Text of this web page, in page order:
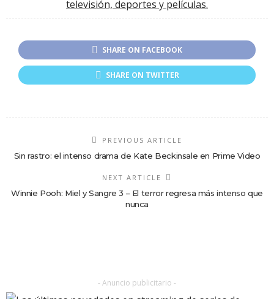
SHARE ON FACEBOOK
SHARE ON TWITTER
PREVIOUS ARTICLE
Sin rastro: el intenso drama de Kate Beckinsale en Prime Video
NEXT ARTICLE
Winnie Pooh: Miel y Sangre 3 – El terror regresa más intenso que
nunca
- Anuncio publicitario -